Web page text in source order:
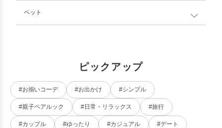
ペット
ピックアップ
#お揃いコーデ #お出かけ #シンプル
#親子ペアルック #日常・リラックス #旅行
#カップル #ゆったり #カジュアル #デート